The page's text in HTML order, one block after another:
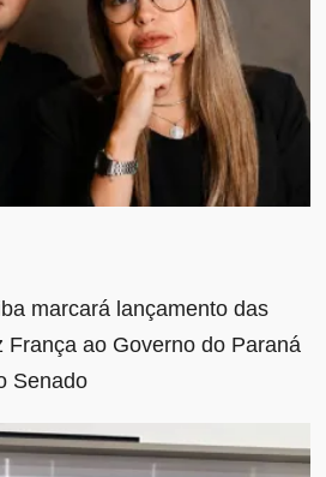
marcará lançamento das
França ao Governo do Paraná
Senado